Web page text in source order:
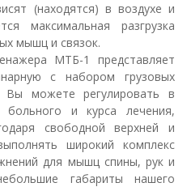
(находятся) в воздухе и
максимальная разгрузка
мышц и связок.
МТБ-1 представляет
с набором грузовых
можете регулировать в
больного и курса лечения,
свободной верхней и
широкий комплекс
для мышц спины, рук и
габариты нашего